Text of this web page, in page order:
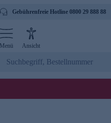
Gebührenfreie Hotline 0800 29 888 88
Menü Ansicht